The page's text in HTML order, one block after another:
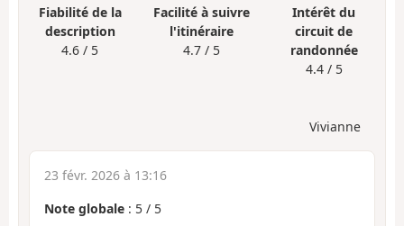
Fiabilité de la
description
4.6 / 5
Facilité à suivre
l'itinéraire
4.7 / 5
Intérêt du
circuit de
randonnée
4.4 / 5
Vivianne
23 févr. 2026 à 13:16
Note globale : 5 / 5